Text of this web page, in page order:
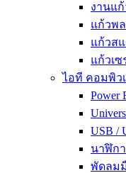
งานแ
แก้วพ
แก้วส
แก้วเ
ไอที คอมพิว
Power
USB /
นาฬิก
พัดลม